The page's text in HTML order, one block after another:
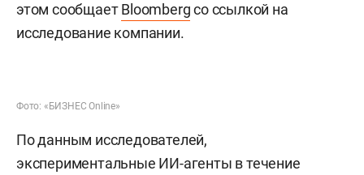
этом сообщаетBloombergсо ссылкой на
исследование компании.
Фото: «БИЗНЕС Online»
По данным исследователей,
экспериментальные ИИ-агенты в течение